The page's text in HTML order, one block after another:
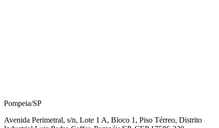
Pompeia/SP
Avenida Perimetral, s/n, Lote 1 A, Bloco 1, Piso Térreo, Distrito